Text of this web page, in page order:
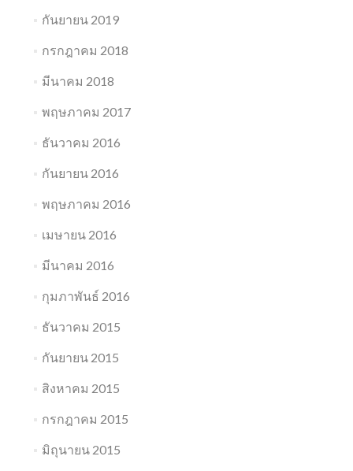
กันยายน 2019
กรกฎาคม 2018
มีนาคม 2018
พฤษภาคม 2017
ธันวาคม 2016
กันยายน 2016
พฤษภาคม 2016
เมษายน 2016
มีนาคม 2016
กุมภาพันธ์ 2016
ธันวาคม 2015
กันยายน 2015
สิงหาคม 2015
กรกฎาคม 2015
มิถุนายน 2015